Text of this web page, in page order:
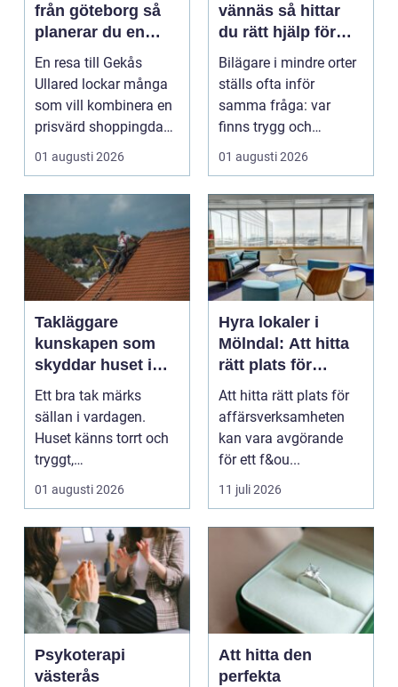
från göteborg så
planerar du en
smidig
shoppingdag
En resa till Gekås
Ullared lockar många
som vill kombinera en
prisvärd shoppingdag
med en enkel och ...
01 augusti 2026
vännäs så hittar
du rätt hjälp för
din bil
Bilägare i mindre orter
ställs ofta inför
samma fråga: var
finns trygg och
prisvärd hjälp när bilen
01 augusti 2026
Takläggare
kunskapen som
skyddar huset i
längden
Ett bra tak märks
sällan i vardagen.
Huset känns torrt och
tryggt,
inomhusklimatet
fungerar och ener...
01 augusti 2026
Hyra lokaler i
Mölndal: Att hitta
rätt plats för
affärsverksamhete
Att hitta rätt plats för
affärsverksamheten
kan vara avgörande
för ett f&ou...
11 juli 2026
Psykoterapi
västerås
Att hitta den
perfekta